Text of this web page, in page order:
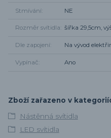
Stmívání NE
Rozměr svítidla šířka 29,5cm,
Dle zapojení Na vývod
Vypínač Ano
Zboží zařazeno v
Nástěnná svítidla
LED svítidla